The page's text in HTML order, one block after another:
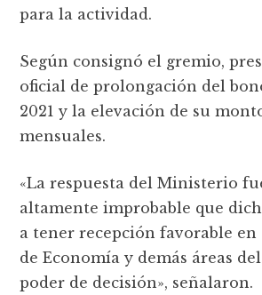
para la actividad.
Según consignó el gremio,
oficial de prolongación del
2021 y la elevación de su
mensuales.
«La respuesta del Ministerio
altamente improbable que
a tener recepción favorable
de Economía y demás áreas
poder de decisión», señalaron.